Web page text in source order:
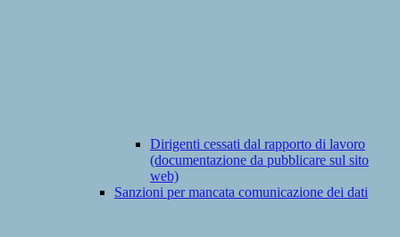
Dirigenti cessati dal rapporto di lavoro
(documentazione da pubblicare sul sito
web)
Sanzioni per mancata comunicazione dei dati